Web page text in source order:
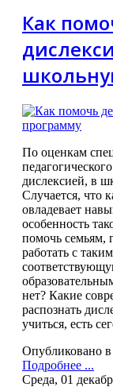
Как
По оценкам
дислексией, в
Случается, что
овладевает
особенность
помочь семьям,
работать с
нет? Какие
распознать
учиться, есть
Опубликовано в
Подробнее ...
Среда, 01